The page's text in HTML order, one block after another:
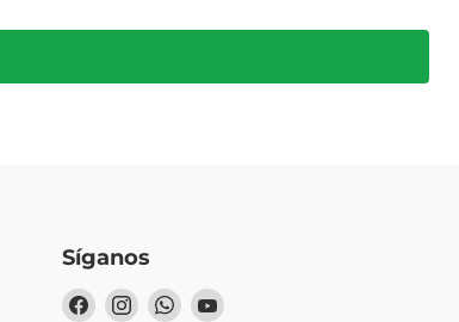
Síganos
Encuéntrenos
Encuéntrenos
Encuéntrenos
Encuéntrenos